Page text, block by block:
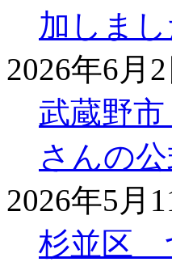
加しまし
2026年6月2
武蔵野
さんの
2026年5月
杉並区